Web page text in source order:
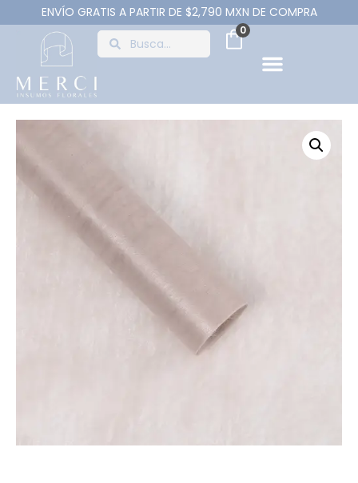
ENVÍO GRATIS A PARTIR DE $2,790 MXN DE COMPRA
0